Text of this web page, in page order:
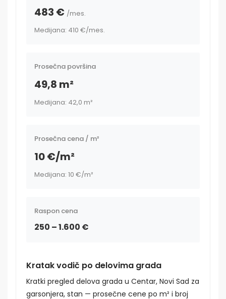
483 € /mes.
Medijana: 410 €/mes.
Prosečna površina
49,8 m²
Medijana: 42,0 m²
Prosečna cena / m²
10 €/m²
Medijana: 10 €/m²
Raspon cena
250 – 1.600 €
Kratak vodič po delovima grada
Kratki pregled delova grada u Centar, Novi Sad za
garsonjera, stan — prosečne cene po m² i broj